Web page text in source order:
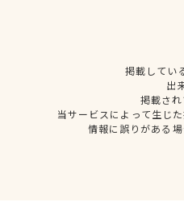
掲載してい
出
掲載さ
当サービスによって生じ
情報に誤りがある